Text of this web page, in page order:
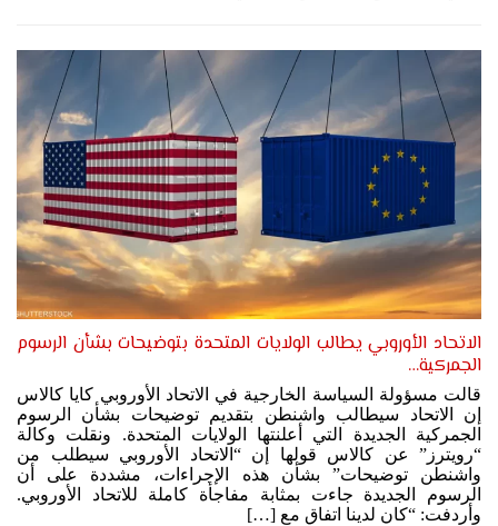
الاتحاد الأوروبي يطالب الولايات المتحدة بتوضيحات بشأن الرسوم
الجمركية…
قالت مسؤولة السياسة الخارجية في الاتحاد الأوروبي كايا كالاس
إن الاتحاد سيطالب واشنطن بتقديم توضيحات بشأن الرسوم
الجمركية الجديدة التي أعلنتها الولايات المتحدة. ونقلت وكالة
“رويترز” عن كالاس قولها إن “الاتحاد الأوروبي سيطلب من
واشنطن توضيحات” بشأن هذه الإجراءات، مشددة على أن
الرسوم الجديدة جاءت بمثابة مفاجأة كاملة للاتحاد الأوروبي.
وأردفت: “كان لدينا اتفاق مع […]